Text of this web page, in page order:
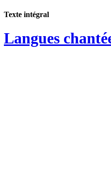
Texte intégral
Langues